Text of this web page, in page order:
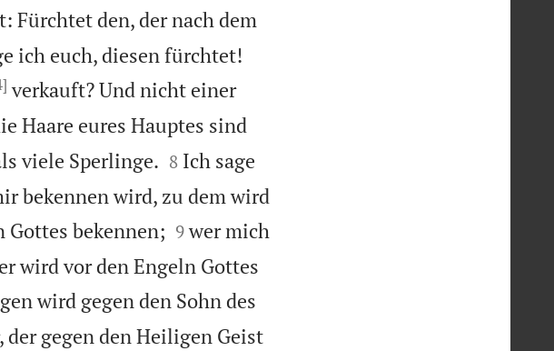
Fürchtet den, der nach dem
ich euch, diesen fürchtet!
verkauft? Und nicht einer
Haare eures Hauptes sind
viele Sperlinge.
8 Ich sage
bekennen wird, zu dem wird
Gottes bekennen;
9 wer mich
wird vor den Engeln Gottes
wird gegen den Sohn des
der gegen den Heiligen Geist